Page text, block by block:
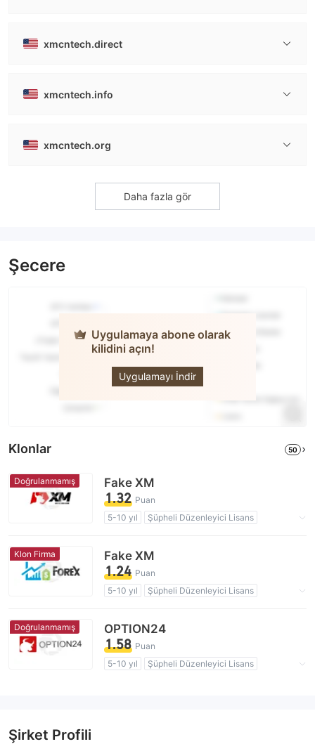
xmcntech.direct
xmcntech.info
xmcntech.org
Daha fazla gör
Şecere
Uygulamaya abone olarak
kilidini açın!
Uygulamayı İndir
Klonlar 50
Doğrulanmamış Fake XM
1.32 Puan
5-10 yıl
Şüpheli Düzenleyici Lisans
Yüksek düzeyde potansiyel risk
Klon Firma Fake XM
1.24 Puan
5-10 yıl
Şüpheli Düzenleyici Lisans
Klon Firma Birleşik Arap Emirlikleri
Klon Firma Avustralya
Klon Firma Birleşik Krallık
Klon Firma Kıbrıs
Yüksek düzeyde potansiyel risk
Doğrulanmamış OPTION24
1.58 Puan
5-10 yıl
Şüpheli Düzenleyici Lisans
Şirket Profili